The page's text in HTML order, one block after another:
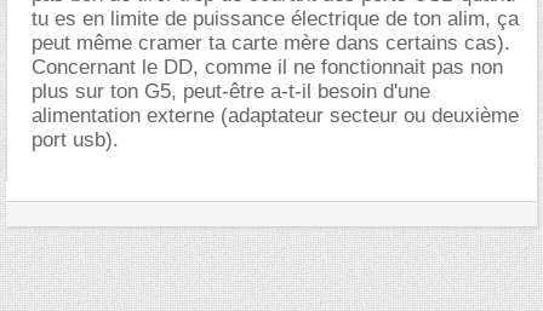
tu es en limite de puissance électrique de ton alim, ça
peut même cramer ta carte mère dans certains cas).
Concernant le DD, comme il ne fonctionnait pas non
plus sur ton G5, peut-être a-t-il besoin d'une
alimentation externe (adaptateur secteur ou deuxième
port usb).